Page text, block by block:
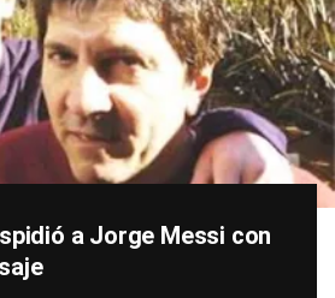
a Jorge Messi con